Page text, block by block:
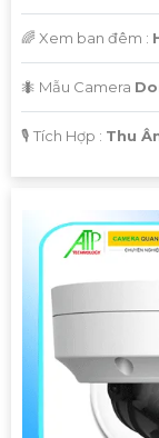
🌈 Xem ban đêm :
🐜 Mẫu Camera
️🎙 Tích Hợp : Thu